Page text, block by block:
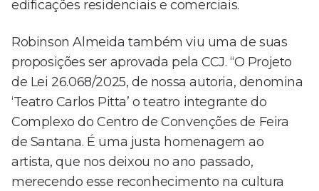
edificações residenciais e comerciais.
Robinson Almeida também viu uma de suas
proposições ser aprovada pela CCJ. “O Projeto
de Lei 26.068/2025, de nossa autoria, denomina
‘Teatro Carlos Pitta’ o teatro integrante do
Complexo do Centro de Convenções de Feira
de Santana. É uma justa homenagem ao
artista, que nos deixou no ano passado,
merecendo esse reconhecimento na cultura